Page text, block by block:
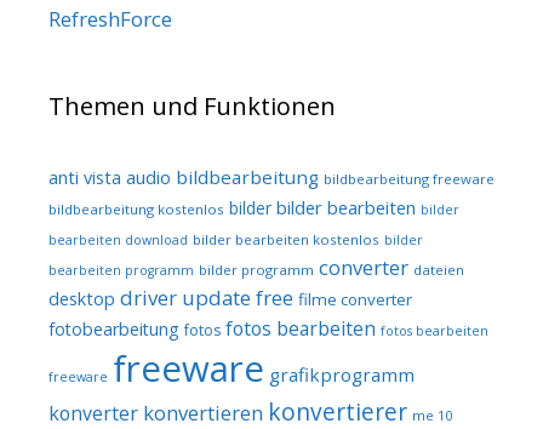
RefreshForce
Themen und Funktionen
anti vista audio bildbearbeitung bildbearbeitung freeware
bildbearbeitung kostenlos bilder bilder bearbeiten bilder
bearbeiten download bilder bearbeiten kostenlos bilder
bearbeiten programm bilder programm converter dateien
desktop driver update free filme converter
fotobearbeitung fotos fotos bearbeiten fotos bearbeiten
freeware freeware grafikprogramm
konverter konvertieren konvertierer me 10